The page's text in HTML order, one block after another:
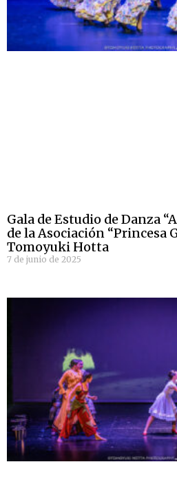
Gala de Estudio de Danza
de la Asociación “Princesa
Tomoyuki Hotta
7 de junio de 2025